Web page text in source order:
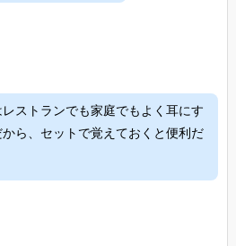
レストランでも家庭でもよく耳にす
から、セットで覚えておくと便利だ